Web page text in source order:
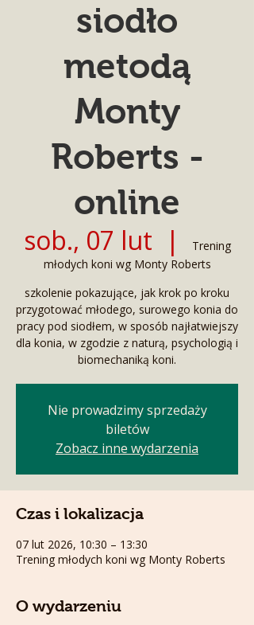
siodło
metodą
Monty
Roberts -
online
sob., 07 lut
  |
Trening
młodych koni wg Monty Roberts
szkolenie pokazujące, jak krok po kroku
przygotować młodego, surowego konia do
pracy pod siodłem, w sposób najłatwiejszy
dla konia, w zgodzie z naturą, psychologią i
biomechaniką koni.
Nie prowadzimy sprzedaży
biletów
Zobacz inne wydarzenia
Czas i lokalizacja
07 lut 2026, 10:30 – 13:30
Trening młodych koni wg Monty Roberts
O wydarzeniu